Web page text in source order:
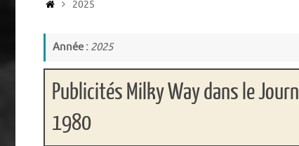
Accueil
2025
Année : 2025
Publicités Milky Way dans le
1980